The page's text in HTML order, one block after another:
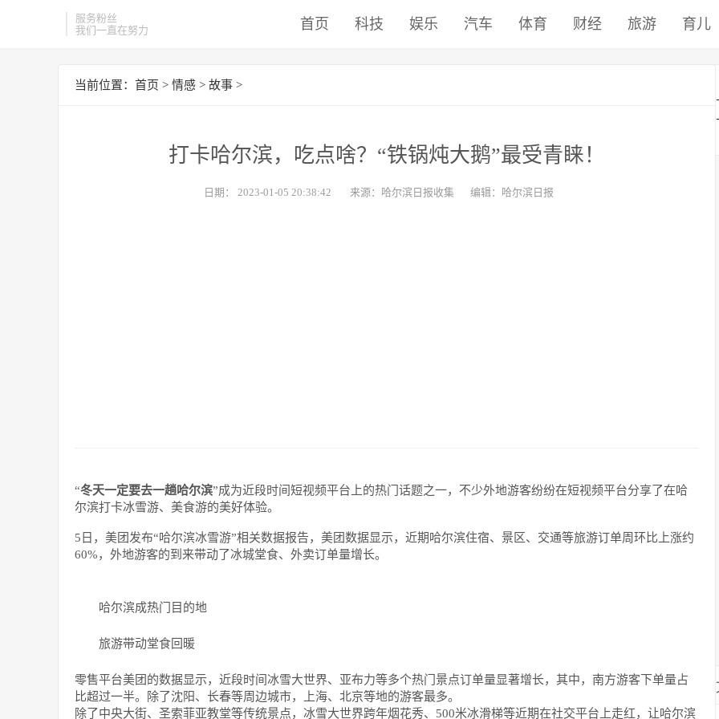
服务粉丝
我们一直在努力
首页 科技 娱乐 汽车 体育 财经 旅游 育儿
当前位置： 首页 > 情感 > 故事 >
打卡哈尔滨，吃点啥？“铁锅炖大鹅”最受青睐！
日期： 2023-01-05 20:38:42 来源：哈尔滨日报收集 编辑：哈尔滨日报
“冬天一定要去一趟哈尔滨”成为近段时间短视频平台上的热门话题之一，不少外地游客纷纷在短视频平台分享了在哈
尔滨打卡冰雪游、美食游的美好体验。
5日，美团发布“哈尔滨冰雪游”相关数据报告，美团数据显示，近期哈尔滨住宿、景区、交通等旅游订单周环比上涨约
60%，外地游客的到来带动了冰城堂食、外卖订单量增长。
哈尔滨成热门目的地
旅游带动堂食回暖
零售平台美团的数据显示，近段时间冰雪大世界、亚布力等多个热门景点订单量显著增长，其中，南方游客下单量占
比超过一半。
除了沈阳、长春等周边城市，上海、北京等地的游客最多。
除了中央大街、圣索菲亚教堂等传统景点，冰雪大世界跨年烟花秀、500米冰滑梯等近期在社交平台上走红，让哈尔滨